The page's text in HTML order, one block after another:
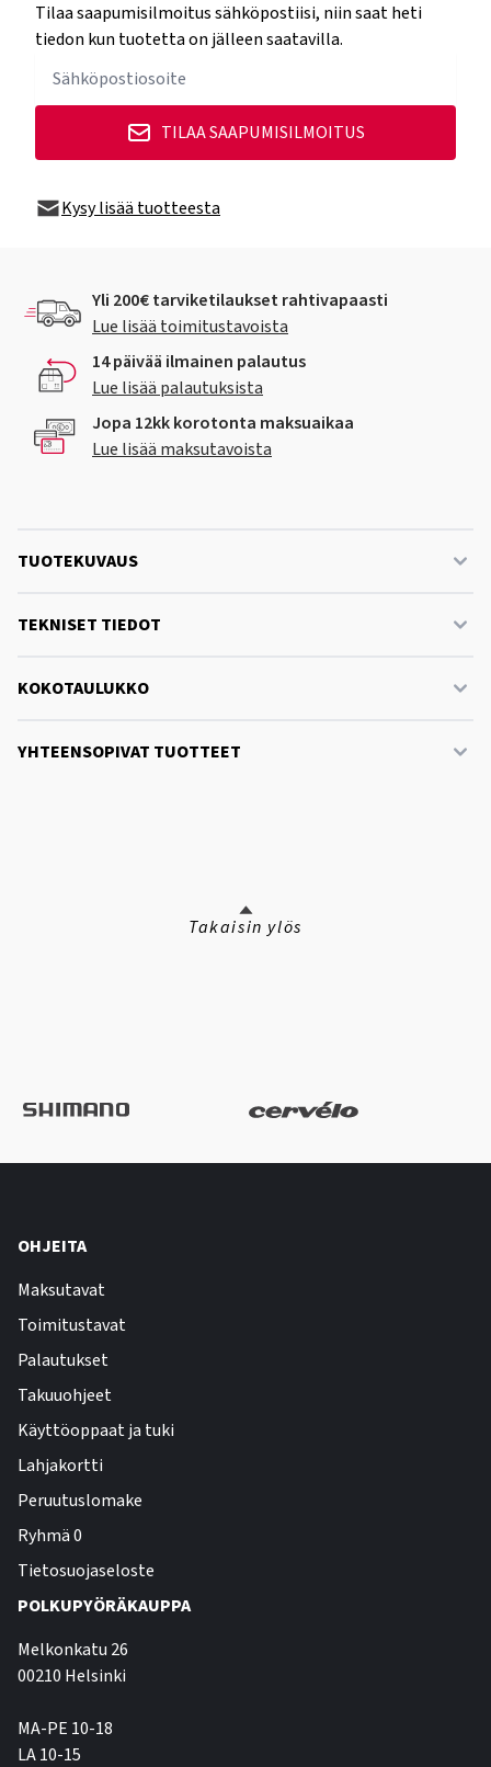
Tilaa saapumisilmoitus sähköpostiisi, niin saat heti
tiedon kun tuotetta on jälleen saatavilla.
TILAA SAAPUMISILMOITUS
Kysy lisää tuotteesta
Yli 200€ tarviketilaukset rahtivapaasti
Lue lisää toimitustavoista
14 päivää ilmainen palautus
Lue lisää palautuksista
Jopa 12kk korotonta maksuaikaa
Lue lisää maksutavoista
TUOTEKUVAUS
TEKNISET TIEDOT
KOKOTAULUKKO
YHTEENSOPIVAT TUOTTEET
Takaisin ylös
OHJEITA
Maksutavat
Toimitustavat
Palautukset
Takuuohjeet
Käyttöoppaat ja tuki
Lahjakortti
Peruutuslomake
Ryhmä 0
Tietosuojaseloste
POLKUPYÖRÄKAUPPA
Melkonkatu 26
00210 Helsinki
MA-PE 10-18
LA 10-15